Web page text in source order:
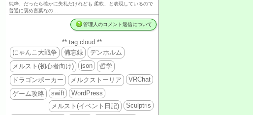
純粋、だったら確かに失礼だけれども 柔軟、と表現しているので
普通に褒め言葉なの…
管理人のコメント返信について
** tag cloud **
にゃんこ大戦争
備忘録
デンホルム
メルスト(初心者向け)
json
哲学
ドラゴンポーカー
メルクストーリア
VRChat
ゲーム攻略
swift
WordPress
メルスト(イベント日記)
Sculptris